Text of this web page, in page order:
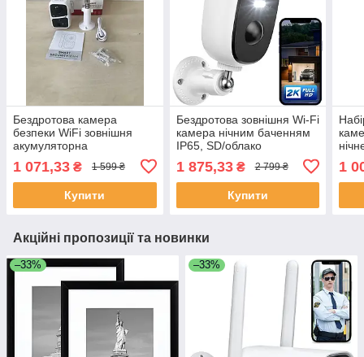
Бездротова камера
безпеки WiFi зовнішня
акумуляторна
1 071,33 ₴ 1 599 ₴
Купити
Бездротова зовнішня Wi-Fi
камера нічним баченням
IP65, SD/облако
1 875,33₴ 2 799 ₴
Купити
1
Акційні пропозиції та новинки
–33% –33%